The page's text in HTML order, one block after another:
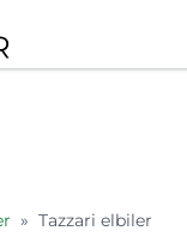
» Tazzari elbiler